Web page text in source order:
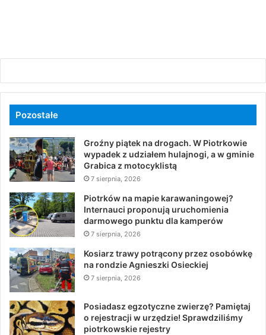
Pozostałe
Groźny piątek na drogach. W Piotrkowie
wypadek z udziałem hulajnogi, a w gminie
Grabica z motocyklistą
7 sierpnia, 2026
Piotrków na mapie karawaningowej?
Internauci proponują uruchomienia
darmowego punktu dla kamperów
7 sierpnia, 2026
Kosiarz trawy potrącony przez osobówkę
na rondzie Agnieszki Osieckiej
7 sierpnia, 2026
Posiadasz egzotyczne zwierzę? Pamiętaj
o rejestracji w urzędzie! Sprawdziliśmy
piotrkowskie rejestry